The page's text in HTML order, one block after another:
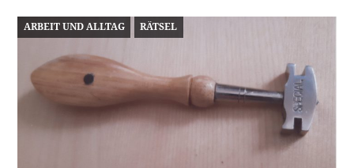
ARBEIT UND ALLTAG RÄTSEL